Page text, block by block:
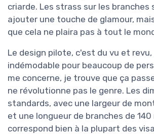
criarde. Les strass sur les branches
ajouter une touche de glamour,
que cela ne plaira pas à tout le
Le design pilote, c'est du vu et
indémodable pour beaucoup de
me concerne, je trouve que ça
ne révolutionne pas le genre. Les
standards, avec une largeur de
et une longueur de branches de 140
correspond bien à la plupart des